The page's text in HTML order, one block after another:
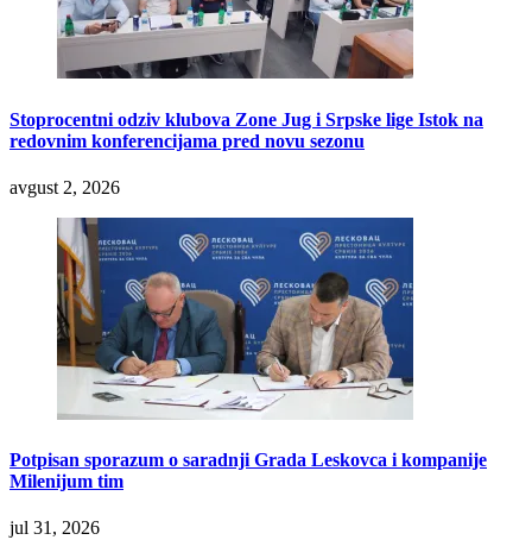
Stoprocentni odziv klubova Zone Jug i Srpske lige Istok na
redovnim konferencijama pred novu sezonu
avgust 2, 2026
Potpisan sporazum o saradnji Grada Leskovca i kompanije
Milenijum tim
jul 31, 2026